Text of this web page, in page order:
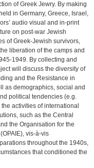
of Greek Jewry. By making
in Germany, Greece, Israel,
audio visual and in-print
on post-war Jewish
of Greek-Jewish survivors,
liberation of the camps and
1949. By collecting and
will discuss the diversity of
and the Resistance in
as demographics, social and
political tendencies (e.g.
activities of international
such as the Central
the Organisation for the
vis-à-vis
throughout the 1940s,
that conditioned the